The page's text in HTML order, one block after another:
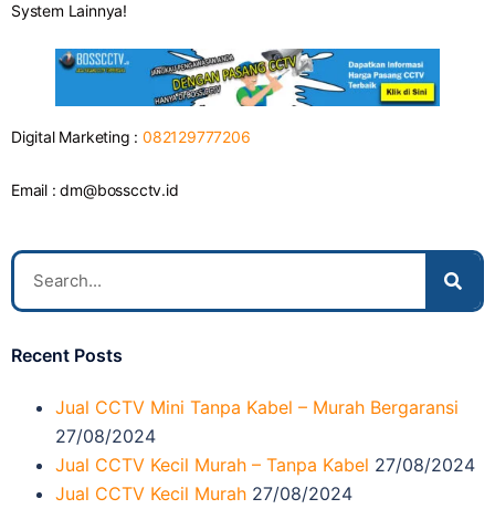
System Lainnya!
Digital Marketing :082129777206
Email :dm@bosscctv.id
Recent Posts
Jual CCTV Mini Tanpa Kabel – Murah Bergaransi
27/08/2024
Jual CCTV Kecil Murah – Tanpa Kabel 27/08/2024
Jual CCTV Kecil Murah 27/08/2024